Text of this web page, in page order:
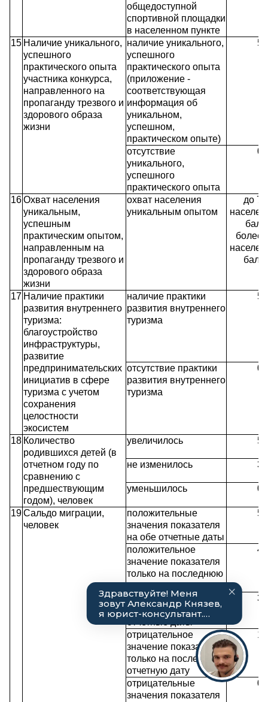
общедоступной
спортивной площадки
в населенном пункте
15 Наличие уникального,
успешного
практического опыта
участника конкурса,
направленного на
пропаганду трезвого и
здорового образа
жизни
наличие уникального,
успешного
практического опыта
(приложение -
соответствующая
информация об
уникальном,
успешном,
практическом опыте)
5
отсутствие
уникального,
успешного
практического опыта
0
16Охват населения
уникальным,
успешным
практическим опытом,
направленным на
пропаганду трезвого и
здорового образа
жизни
охват населения
уникальным опытом
до
более
17 Наличие практики
развития внутреннего
туризма:
благоустройство
инфраструктуры,
развитие
предпринимательских
инициатив в сфере
туризма с учетом
сохранения
целостности
экосистем
наличие практики
развития внутреннего
туризма
5
отсутствие практики
развития внутреннего
туризма
0
18 Количество
родившихся детей (в
отчетном году по
сравнению с
предшествующим
годом), человек
увеличилось 5
не изменилось 3
уменьшилось 0
19Сальдо миграции,
человек
положительные
значения показателя
на обе отчетные даты
5
положительное
значение показателя
только на последнюю
отчетную дату
4
значение показателей
равно нулю на обе
отчетные даты
3
отрицательное
значение показателя
только на последнюю
отчетную дату
1
отрицательные
значения показателя
0